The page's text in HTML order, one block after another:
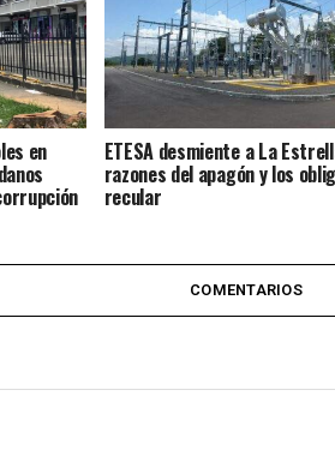
en ETESA desmiente a La
razones del apagón y los
recular
COMENTARIOS